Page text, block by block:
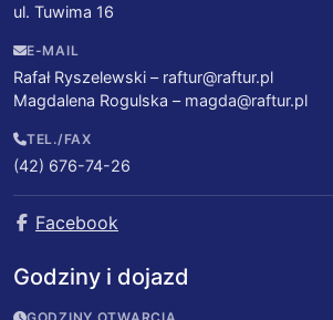
ul. Tuwima 16
E-MAIL
Rafał Ryszelewski – raftur@raftur.pl
Magdalena Rogulska – magda@raftur.pl
TEL./FAX
(42) 676-74-26
Facebook
Godziny i dojazd